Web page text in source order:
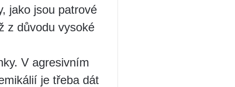
jako jsou patrové
z důvodu vysoké
V agresivním
je třeba dát